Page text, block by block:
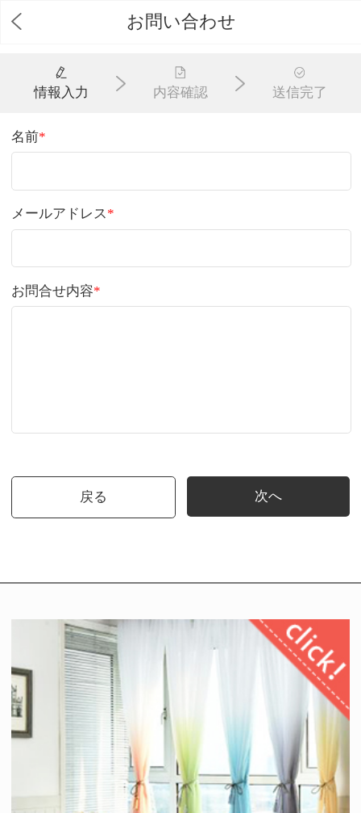
お問い合わせ
情報入力 内容確認 送信完了
名前*
メールアドレス*
お問合せ内容*
戻る 次へ